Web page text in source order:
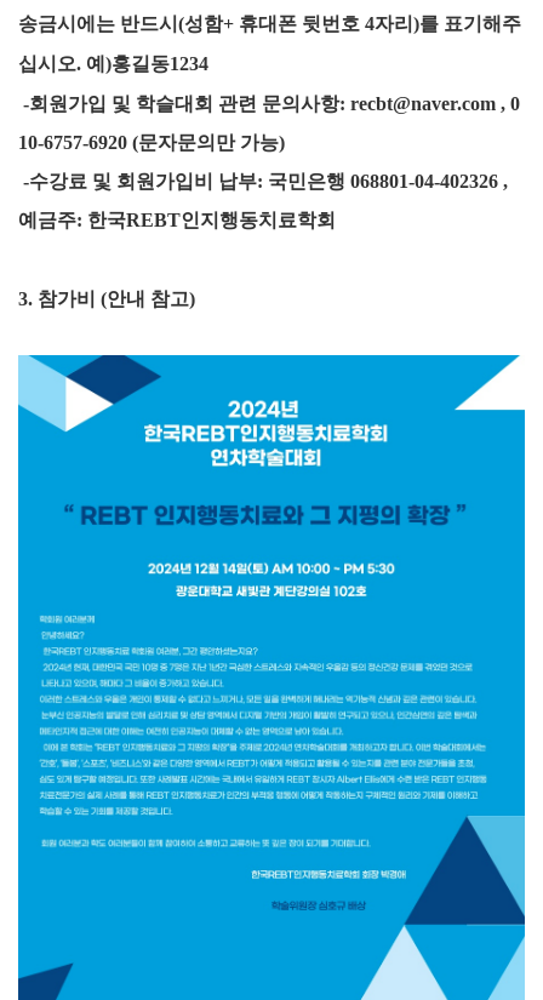
송금시에는 반드시(성함+ 휴대폰 뒷번호 4자리)를 표기해주
십시오. 예 )홍길동1234
-회원가입 및 학슬대회 관련 문의사항: recbt@naver.com , 0
10-6757-6920 (문자문의만 가능)
-수강료 및 회원가입비 납부: 국민은행 068801-04-402326 ,
예금주: 한국REBT인지행동치료학회
3. 참가비 (안내 참고)